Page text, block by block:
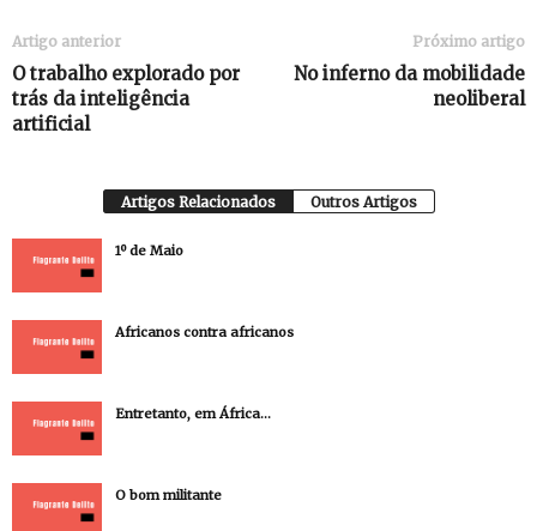
Artigo anterior
O trabalho explorado por
trás da inteligência
artificial
Próximo artigo
No inferno da mobilidade
neoliberal
Artigos Relacionados Outros Artigos
1º de Maio
Africanos contra africanos
Entretanto, em África…
O bom militante